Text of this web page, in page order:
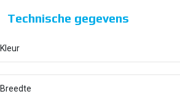
Technische gegevens
Kleur
Breedte